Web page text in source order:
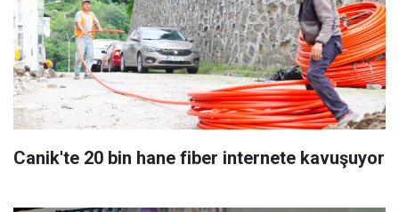
Canik'te 20 bin hane fiber internete kavuşuyor